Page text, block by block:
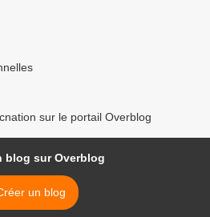
sur le portail Overblog
blog sur Overblog
un blog